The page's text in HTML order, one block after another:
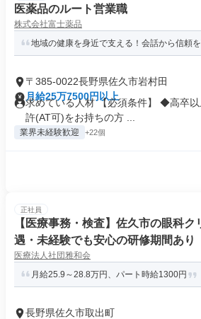
医薬品のルート営業職
株式会社富士薬品
地域の健康を身近で支える！会話から信頼
〒385-0022長野県佐久市岩村田
月給25万7500円以上
求めている人材 【必須条件】 ◆高卒
許(AT可)をお持ちの方 ...
業界未経験歓迎 +22個
正社員
【医療事務・検査】佐久市の眼科
遇・未経験でも安心の研修期間あり
医療法人社団雅和会
月給25.9～28.8万円、パート時給1300円
長野県佐久市取出町